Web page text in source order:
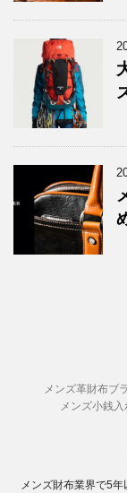
メンズ革財布ブ
メンズ小銭入
メンズ財布業界で5